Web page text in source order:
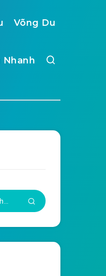
Võng Du
Nhanh